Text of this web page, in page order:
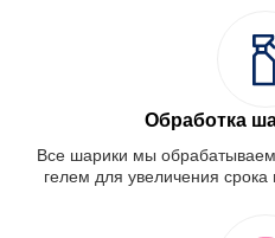
Обработка
Все шарики мы
гелем для увеличения